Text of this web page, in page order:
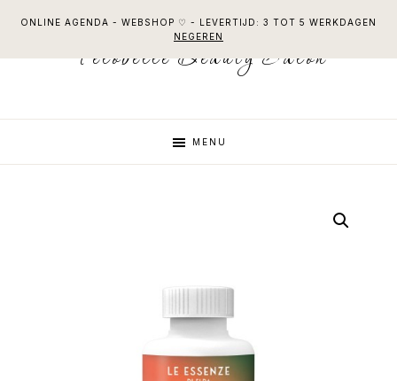
ONLINE AGENDA - WEBSHOP ♡ - LEVERTIJD: 3 TOT 5 WERKDAGEN
NEGEREN
Felobelle Beauty Salon
MENU